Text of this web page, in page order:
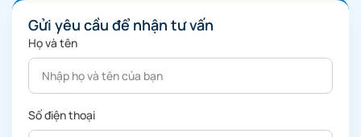
Gửi yêu cầu để nhận tư vấn
Họ và tên
Số điện thoại